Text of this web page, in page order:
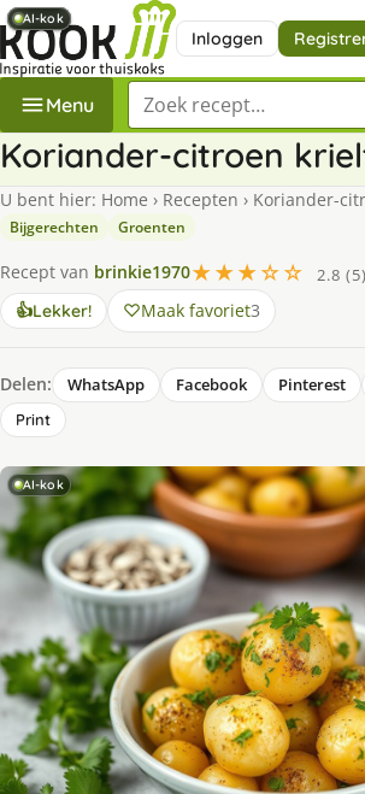
Inloggen
Menu Zoek een recept
Koriander-citroen
U bent hier: Home › Recepten › Koriander-
Bijgerechten Groenten
Recept van brinkie1970★★★☆☆
2.8 (5)
👍Lekker! Maak favoriet3
Delen: WhatsApp Facebook Pinterest
Print
AI-kok
AI-kok
AI-kok
AI-kok
AI-kok